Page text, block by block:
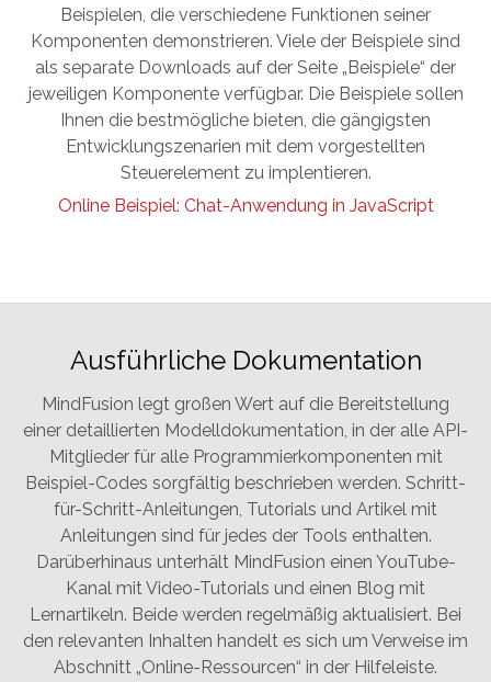
Beispielen, die verschiedene Funktionen seiner
Komponenten demonstrieren. Viele der Beispiele sind
als separate Downloads auf der Seite „Beispiele“ der
jeweiligen Komponente verfügbar. Die Beispiele sollen
Ihnen die bestmögliche bieten, die gängigsten
Entwicklungszenarien mit dem vorgestellten
Steuerelement zu implentieren.
Online Beispiel: Chat-Anwendung in JavaScript
Ausführliche Dokumentation
MindFusion legt großen Wert auf die Bereitstellung
einer detaillierten Modelldokumentation, in der alle API-
Mitglieder für alle Programmierkomponenten mit
Beispiel-Codes sorgfältig beschrieben werden. Schritt-
für-Schritt-Anleitungen, Tutorials und Artikel mit
Anleitungen sind für jedes der Tools enthalten.
Darüberhinaus unterhält MindFusion einen YouTube-
Kanal mit Video-Tutorials und einen Blog mit
Lernartikeln. Beide werden regelmäßig aktualisiert. Bei
den relevanten Inhalten handelt es sich um Verweise im
Abschnitt „Online-Ressourcen“ in der Hilfeleiste.